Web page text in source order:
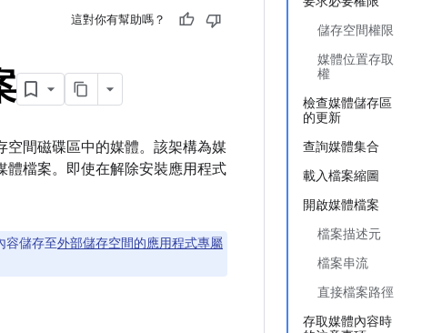
儲存空間權限
媒體位置存取
權
檢查媒體儲存區
的更新
查詢媒體集合
載入檔案縮圖
開啟媒體檔案
檔案描述元
檔案串流
直接檔案路徑
存取媒體內容時
這對你有幫助嗎？
空間磁碟區中的媒體。該架構為媒
體檔案。即使在解除安裝應用程式
容儲存至外部儲存空間的應用程式專屬